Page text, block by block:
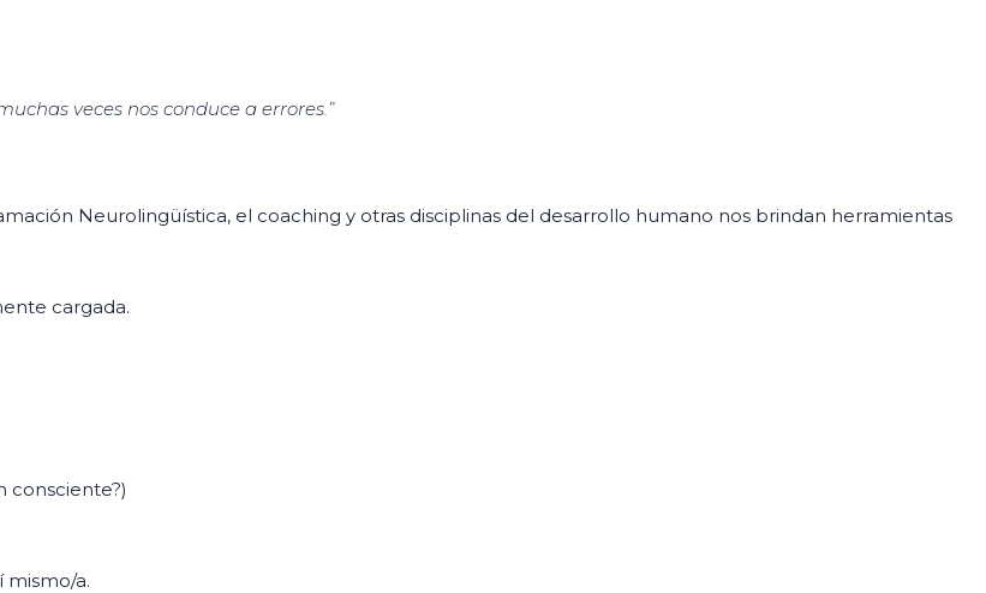
veces nos conduce a errores.”
Neurolingüística, el coaching y otras disciplinas del desarrollo humano nos brindan herramientas
cargada.
consciente?)
mismo/a.